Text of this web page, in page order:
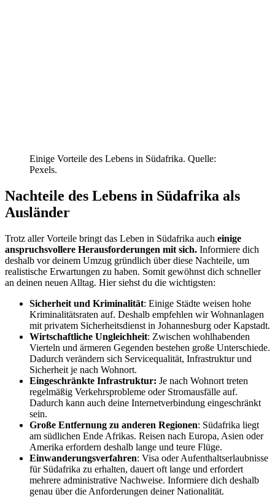
Einige Vorteile des Lebens in Südafrika. Quelle:
Pexels.
Nachteile des Lebens in Südafrika als
Ausländer
Trotz aller Vorteile bringt das Leben in Südafrika auch einige
anspruchsvollere Herausforderungen mit sich. Informiere dich
deshalb vor deinem Umzug gründlich über diese Nachteile, um
realistische Erwartungen zu haben. Somit gewöhnst dich schneller
an deinen neuen Alltag. Hier siehst du die wichtigsten:
Sicherheit und Kriminalität: Einige Städte weisen hohe
Kriminalitätsraten auf. Deshalb empfehlen wir Wohnanlagen
mit privatem Sicherheitsdienst in Johannesburg oder Kapstadt.
Wirtschaftliche Ungleichheit: Zwischen wohlhabenden
Vierteln und ärmeren Gegenden bestehen große Unterschiede.
Dadurch verändern sich Servicequalität, Infrastruktur und
Sicherheit je nach Wohnort.
Eingeschränkte Infrastruktur: Je nach Wohnort treten
regelmäßig Verkehrsprobleme oder Stromausfälle auf.
Dadurch kann auch deine Internetverbindung eingeschränkt
sein.
Große Entfernung zu anderen Regionen: Südafrika liegt
am südlichen Ende Afrikas. Reisen nach Europa, Asien oder
Amerika erfordern deshalb lange und teure Flüge.
Einwanderungsverfahren: Visa oder Aufenthaltserlaubnisse
für Südafrika zu erhalten, dauert oft lange und erfordert
mehrere administrative Nachweise. Informiere dich deshalb
genau über die Anforderungen deiner Nationalität.